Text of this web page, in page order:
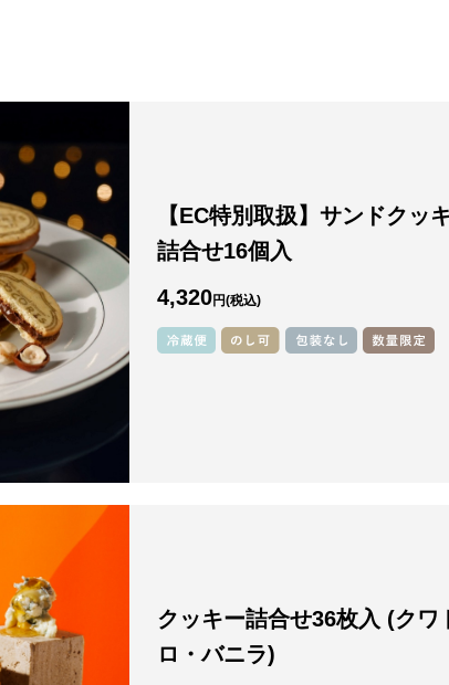
【EC特別取扱】サンドクッ
詰合せ16個入
4,320円
クッキー詰合せ36枚入 (クワ
ロ・バニラ)